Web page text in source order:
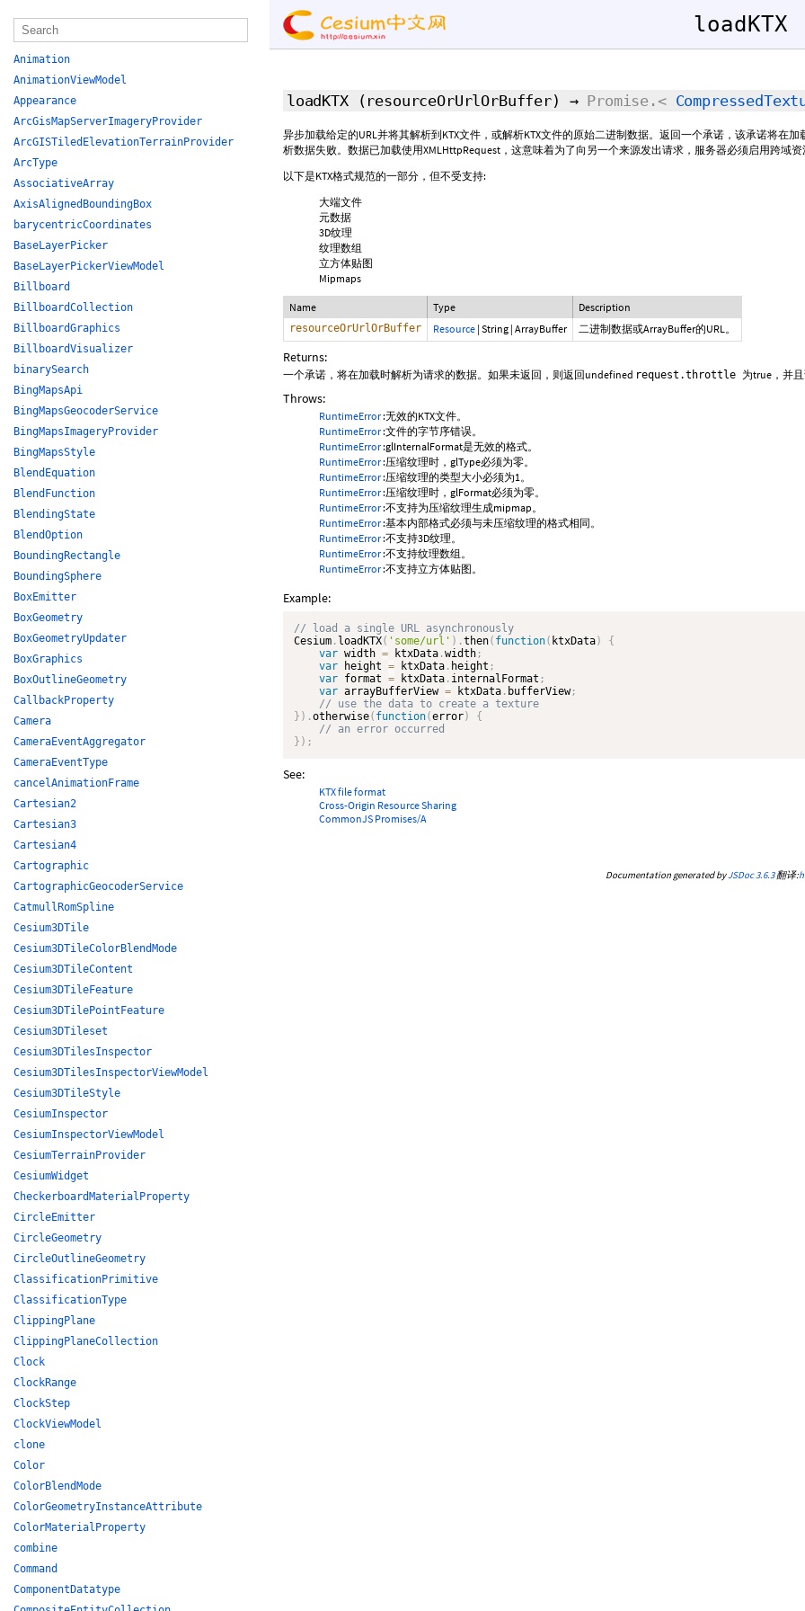
loadKTX
loadKTX (resourceOrUrlOrBuffer) → Promise.<
异步加载给定的URL并将其解析到KTX文件，或解析KTX文件的原始二进制数据。返回一个承诺，该承诺将在
析数据失败。数据已加载使用XMLHttpRequest，这意味着为了向另一个来源发出请求，服务器必须启用跨域资
以下是KTX格式规范的一部分，但不受支持:
大端文件
元数据
3D纹理
纹理数组
立方体贴图
Mipmaps
Name Type Description
resourceOrUrlOrBuffer Resource | String | ArrayBuffer 二进制数据或ArrayBuffer的URL。
Returns:
一个承诺，将在加载时解析为请求的数据。如果未返回，则返回undefined request.throttle 为true，并
Throws:
RuntimeError:无效的KTX文件。
RuntimeError:文件的字节序错误。
RuntimeError:glInternalFormat是无效的格式。
RuntimeError:压缩纹理时，glType必须为零。
RuntimeError:压缩纹理的类型大小必须为1。
RuntimeError:压缩纹理时，glFormat必须为零。
RuntimeError:不支持为压缩纹理生成mipmap。
RuntimeError:基本内部格式必须与未压缩纹理的格式相同。
RuntimeError:不支持3D纹理。
RuntimeError:不支持纹理数组。
RuntimeError:不支持立方体贴图。
Example:
Cesium . loadKTX( 'some/url' ) .then( function( ktxData)
{
var width = ktxData .width ;
var height = ktxData . height ;
var format = ktxData . internalFormat ;
var arrayBufferView = ktxData . bufferView;
} ) .otherwise( function(error)
{
} ) ;
See:
KTX file format
Cross-Origin Resource Sharing
CommonJS Promises/A
Documentation generated byJSDoc 3.6.3翻译:
Animation
AnimationViewModel
Appearance
ArcGisMapServerImageryProvider
ArcGISTiledElevationTerrainProvider
ArcType
AssociativeArray
AxisAlignedBoundingBox
barycentricCoordinates
BaseLayerPicker
BaseLayerPickerViewModel
Billboard
BillboardCollection
BillboardGraphics
BillboardVisualizer
binarySearch
BingMapsApi
BingMapsGeocoderService
BingMapsImageryProvider
BingMapsStyle
BlendEquation
BlendFunction
BlendingState
BlendOption
BoundingRectangle
BoundingSphere
BoxEmitter
BoxGeometry
BoxGeometryUpdater
BoxGraphics
BoxOutlineGeometry
CallbackProperty
Camera
CameraEventAggregator
CameraEventType
cancelAnimationFrame
Cartesian2
Cartesian3
Cartesian4
Cartographic
CartographicGeocoderService
CatmullRomSpline
Cesium3DTile
Cesium3DTileColorBlendMode
Cesium3DTileContent
Cesium3DTileFeature
Cesium3DTilePointFeature
Cesium3DTileset
Cesium3DTilesInspector
Cesium3DTilesInspectorViewModel
Cesium3DTileStyle
CesiumInspector
CesiumInspectorViewModel
CesiumTerrainProvider
CesiumWidget
CheckerboardMaterialProperty
CircleEmitter
CircleGeometry
CircleOutlineGeometry
ClassificationPrimitive
ClassificationType
ClippingPlane
ClippingPlaneCollection
Clock
ClockRange
ClockStep
ClockViewModel
clone
Color
ColorBlendMode
ColorGeometryInstanceAttribute
ColorMaterialProperty
combine
Command
ComponentDatatype